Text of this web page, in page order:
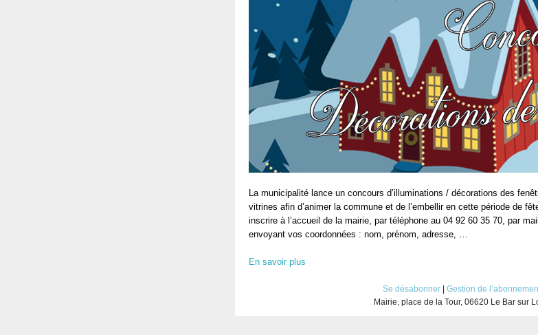
La municipalité lance un concours d’illuminations / décorations des
vitrines afin d’animer la commune et de l’embellir en cette période de
inscrire à l’accueil de la mairie, par téléphone au 04 92 60 35 70, par
envoyant vos coordonnées : nom, prénom, adresse, …
En savoir plus
Se désabonner
Gestion de
Mairie, place de la Tour, 06620 Le Bar sur